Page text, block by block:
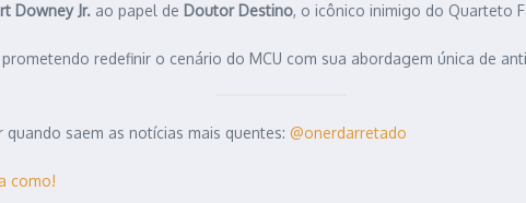
Downey Jr. ao papel de Doutor Destino, o icônico inimigo do Quarteto
prometendo redefinir o cenário do MCU com sua abordagem única de
saem as notícias mais quentes: @onerdarretado
como!